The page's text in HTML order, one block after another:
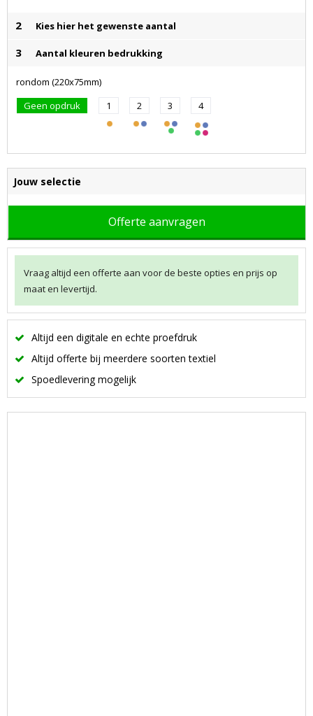
2 Kies hier het gewenste aantal
3 Aantal kleuren bedrukking
rondom (220x75mm)
Geen opdruk
1 2 3 4
Jouw selectie
Offerte aanvragen
Vraag altijd een offerte aan voor de beste opties en prijs op
maat en levertijd.
Altijd een digitale en echte proefdruk
Altijd offerte bij meerdere soorten textiel
Spoedlevering mogelijk